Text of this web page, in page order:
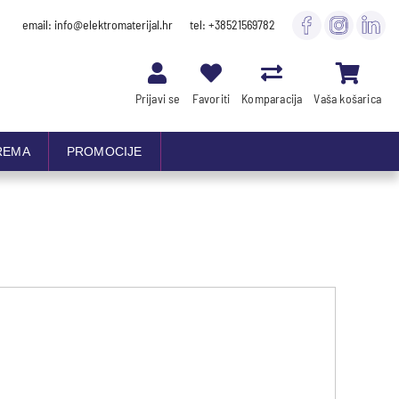
email: info@elektromaterijal.hr tel: +38521569782
Vaša košarica
Komparacija
Favoriti
Prijavi se
PROMOCIJE